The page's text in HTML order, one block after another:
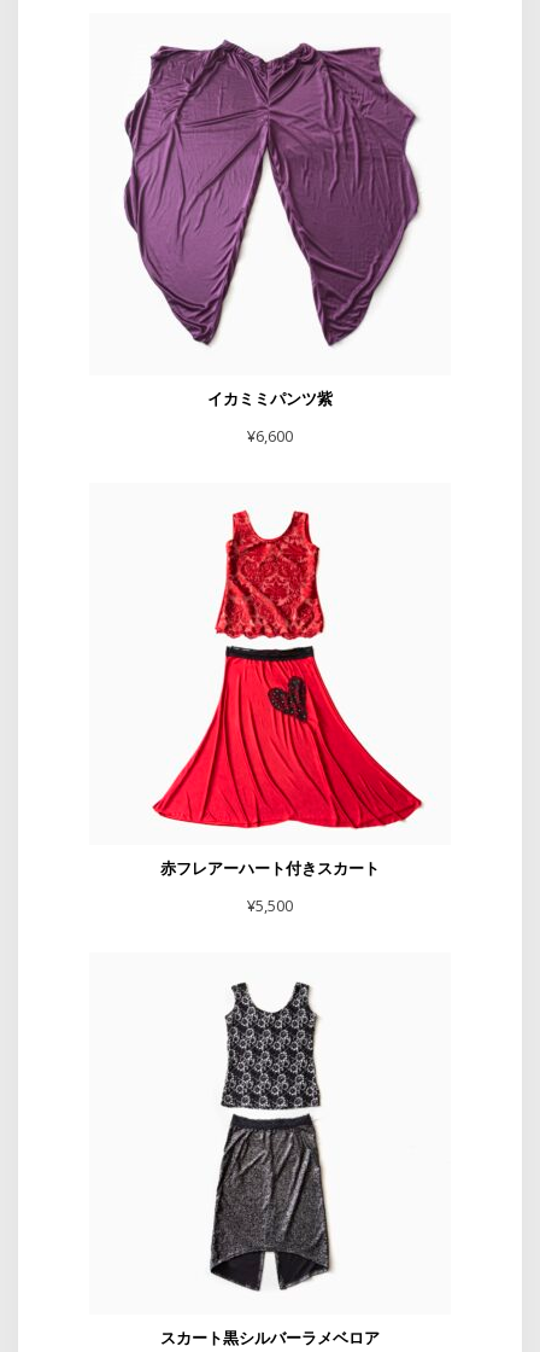
イカミミパンツ紫
¥6,600
赤フレアーハート付きスカート
¥5,500
スカート黒シルバーラメベロア